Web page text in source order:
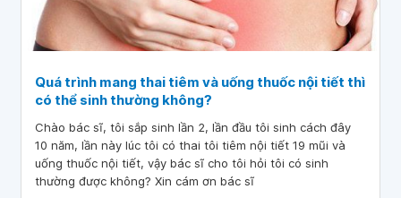
Quá trình mang thai tiêm và uống thuốc nội tiết thì
có thể sinh thường không?
Chào bác sĩ, tôi sắp sinh lần 2, lần đầu tôi sinh cách đây
10 năm, lần này lúc tôi có thai tôi tiêm nội tiết 19 mũi và
uống thuốc nội tiết, vậy bác sĩ cho tôi hỏi tôi có sinh
thường được không? Xin cám ơn bác sĩ